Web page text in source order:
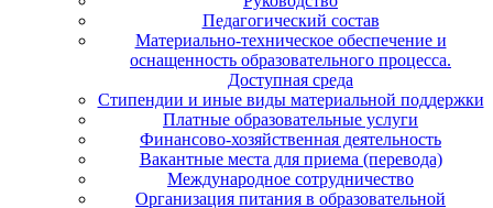
Педагогический состав
Материально-техническое обеспечение и
оснащенность образовательного процесса.
Доступная среда
Стипендии и иные виды материальной поддержки
Платные образовательные услуги
Финансово-хозяйственная деятельность
Вакантные места для приема (перевода)
Международное сотрудничество
Организация питания в образовательной